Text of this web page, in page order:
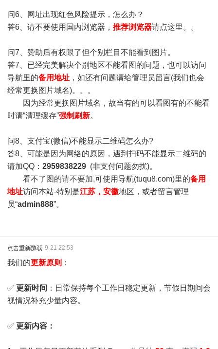
问6、网址出现红色风险提示，怎么办？
答6、请不要使用国内浏览器， 推荐浏览器请点这里。。
问7、赞助后有权限了但个别栏目不能看到图片。
答7、已经完美解决个别地区不能看图的问题，也可以访问
导航里的备用地址 ，如还有问题请给管理员留言(我们也会
经常更换图片域名)。。。
因为经常更换图片域名，故当有的可以看图有的不能看
时请“清理缓存”强制刷新。
问8、支付宝(微信)不能显示二维码怎么办?
答8、可能是因为网络的原因，遇到扫码不能显示二维码的
请加QQ： 2959838229 (非支付问题勿扰)。
看不了图的请不要加,可使用导航(tuqu8.com)里的备用
地址访问本站-特别是江苏，安徽地区，或者留言管理
员“admin888”。
点击重新加载2025-9-21 22:53
我们的更新原则 ：
✅ 更新时间 ：日常保持每个工作日稳定更新，节假日期间会
视情况补充少量内容。
✅ 更新内容：